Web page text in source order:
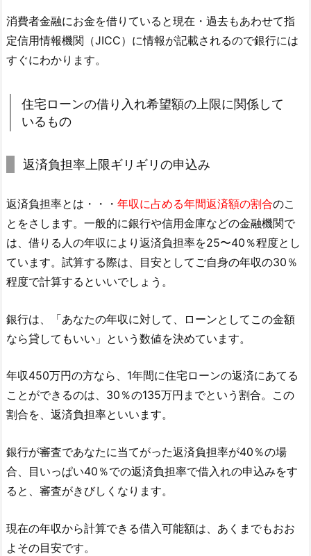
消費者金融にお金を借りていると現在・過去もあわせて指
定信用情報機関（JICC）に情報が記載されるので銀行には
すぐにわかります。
住宅ローンの借り入れ希望額の上限に関係して
いるもの
返済負担率上限ギリギリの申込み
返済負担率とは・・・ 年収に占める年間返済額の割合のこ
とをさします。一般的に銀行や信用金庫などの金融機関で
は、借りる人の年収により返済負担率を25〜40％程度とし
ています。試算する際は、目安としてご自身の年収の30％
程度で計算するといいでしょう。
銀行は、「あなたの年収に対して、ローンとしてこの金額
なら貸してもいい」という数値を決めています。
年収450万円の方なら、1年間に住宅ローンの返済にあてる
ことができるのは、30％の135万円までという割合。この
割合を、返済負担率といいます。
銀行が審査であなたに当てがった返済負担率が40％の場
合、目いっぱい40％での返済負担率で借入れの申込みをす
ると、審査がきびしくなります。
現在の年収から計算できる借入可能額は、あくまでもおお
よその目安です。